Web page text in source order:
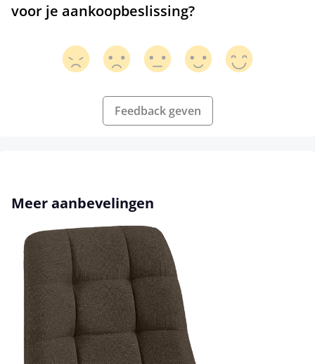
voor je aankoopbeslissing?
Feedback geven
Productgalerij overslaan
Meer aanbevelingen